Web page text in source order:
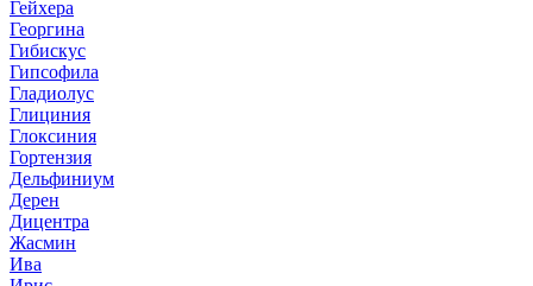
Гейхера
Георгина
Гибискус
Гипсофила
Гладиолус
Глициния
Глоксиния
Гортензия
Дельфиниум
Дерен
Дицентра
Жасмин
Ива